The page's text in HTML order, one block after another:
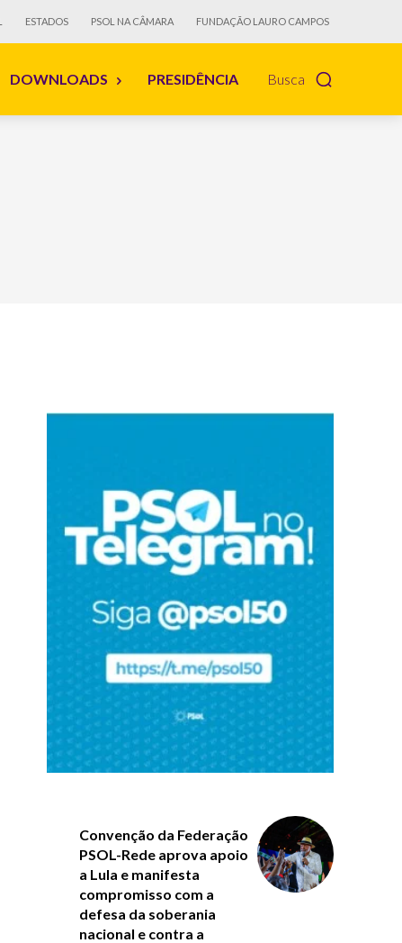
ESTADOS PSOL NA CÂMARA FUNDAÇÃO LAURO CAMPOS
Busca
DOWNLOADS PRESIDÊNCIA
Convenção da Federação
PSOL-Rede aprova apoio
a Lula e manifesta
compromisso com a
defesa da soberania
nacional e contra a